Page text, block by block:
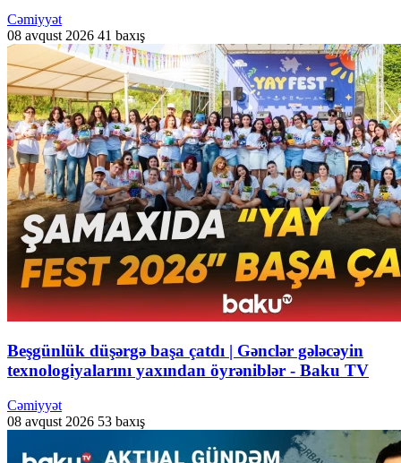
Cəmiyyət
08 avqust 2026 41 baxış
Beşgünlük düşərgə başa çatdı | Gənclər gələcəyin
texnologiyalarını yaxından öyrəniblər - Baku TV
Cəmiyyət
08 avqust 2026 53 baxış